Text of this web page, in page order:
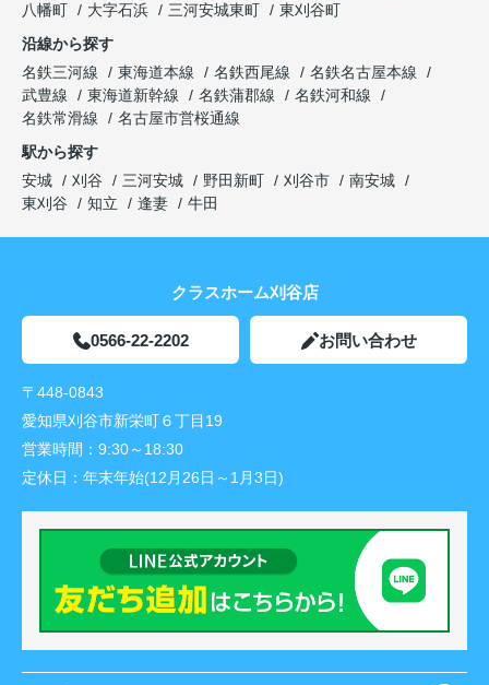
八幡町
大字石浜 三河安城東町
東刈谷町
沿線から探す
名鉄三河線
東海道本線 名鉄西尾線
名鉄名古屋本線
武豊線
東海道新幹線 名鉄蒲郡線
名鉄河和線
名鉄常滑線
名古屋市営桜通線
駅から探す
安城
刈谷 三河安城 野田新町 刈谷市
南安城
東刈谷
知立 逢妻 牛田
クラスホーム刈谷店
0566-22-2202 お問い合わせ
〒448-0843
愛知県刈谷市新栄町６丁目19
営業時間： 9:30～18:30
定休日： 年末年始(12月26日～1月3日)